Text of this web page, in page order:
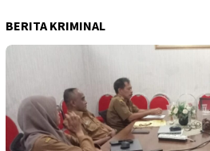
BERITA KRIMINAL